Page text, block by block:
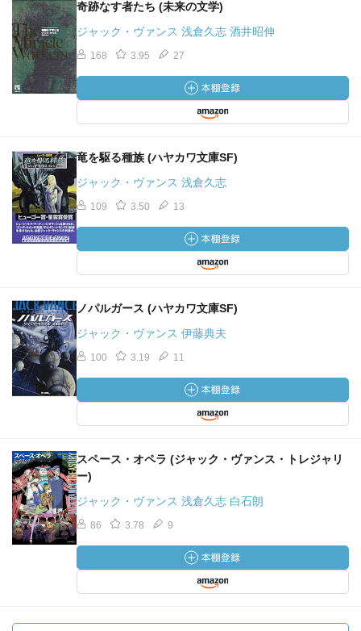
奇跡なす者たち (未来の文学)
ジャック・ヴァンス 浅倉久志 酒井昭伸
168 3.95 27
竜を駆る種族 (ハヤカワ文庫SF)
ジャック・ヴァンス 浅倉久志
109 3.50 13
ノパルガース (ハヤカワ文庫SF)
ジャック・ヴァンス 伊藤典夫
100 3.19 11
スペース・オペラ (ジャック・ヴァンス・トレジャリ
ー)
ジャック・ヴァンス 浅倉久志 白石朗
86 3.78 9